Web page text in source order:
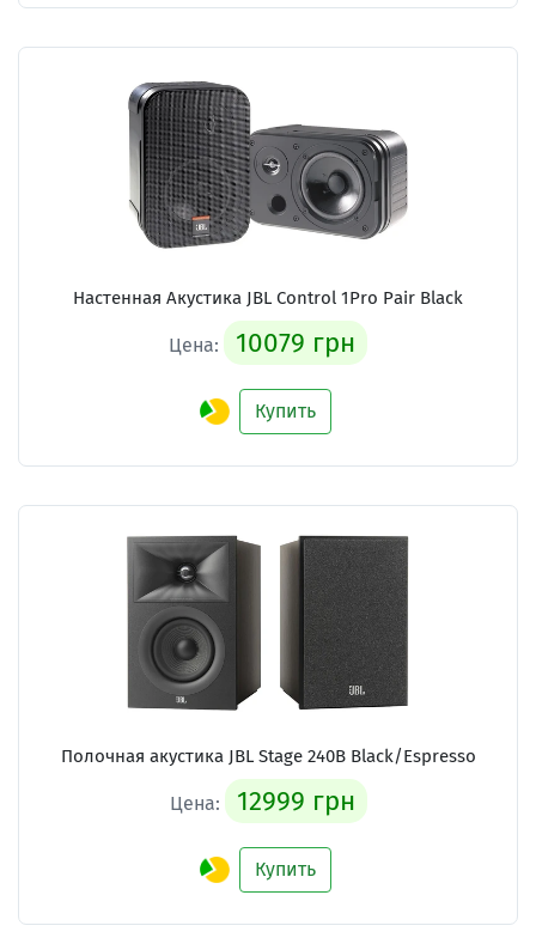
Настенная Акустика JBL Control 1Pro Pair Black
Цена: 10079 грн
Купить
Полочная акустика JBL Stage 240B Black/Espresso
Цена: 12999 грн
Купить